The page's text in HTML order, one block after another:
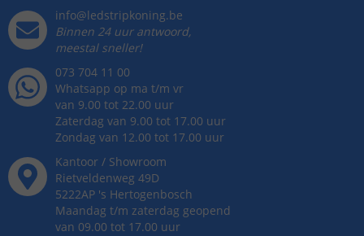
info@ledstripkoning.be
Binnen 24 uur antwoord,
meestal sneller!
073 704 11 00
Whatsapp op ma t/m vr
van 9.00 tot 22.00 uur
Zaterdag van 9.00 tot 17.00 uur
Zondag van 12.00 tot 17.00 uur
Kantoor / Showroom
Rietveldenweg 49D
5222AP 's Hertogenbosch
Maandag t/m zaterdag geopend
van 09.00 tot 17.00 uur